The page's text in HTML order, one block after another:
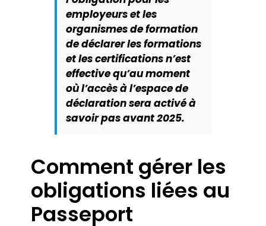
employeurs et les
organismes de formation
de déclarer les formations
et les certifications n’est
effective qu’au moment
où l’accès à l’espace de
déclaration sera activé à
savoir pas avant 2025.
Comment gérer les
obligations liées au
Passeport